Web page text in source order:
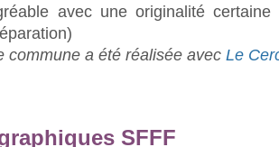
avec une originalité certaine
commune a été réalisée avec Le
SFFF